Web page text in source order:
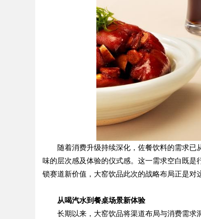
随着消费升级持续深化，佐餐饮料的需求
味的层次感及体验的仪式感。这一需求空白既
锁赛道新价值，大窑饮品此次的战略布局正是对
从喝汽水到餐桌场景新体验
长期以来，大窑饮品将渠道布局与消费需求